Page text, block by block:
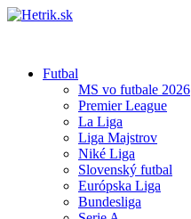
Futbal
MS vo futbale 2026
Premier League
La Liga
Liga Majstrov
Niké Liga
Slovenský futbal
Európska Liga
Bundesliga